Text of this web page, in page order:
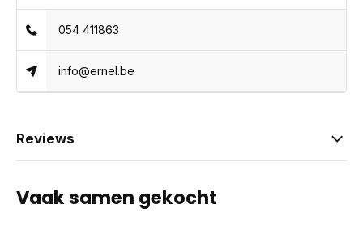
054 411863
info@ernel.be
Reviews
Vaak samen gekocht